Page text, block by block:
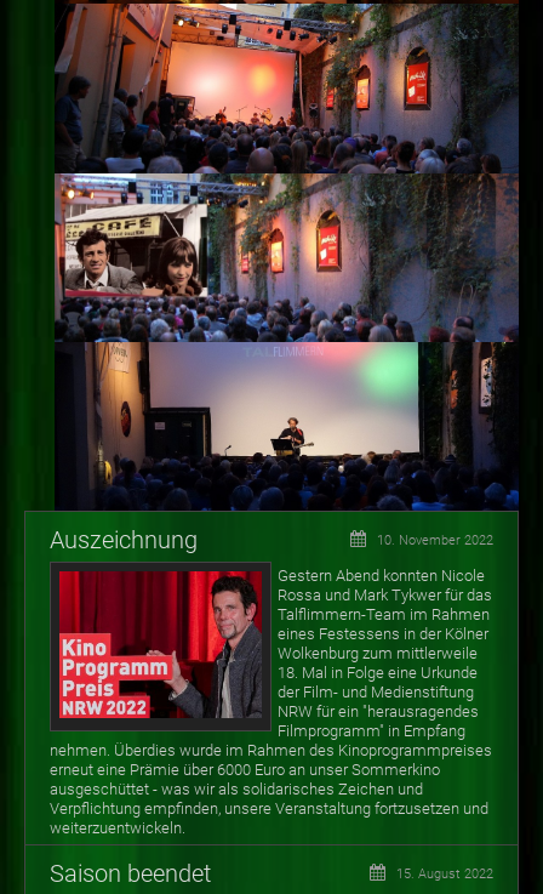
Auszeichnung 10. November 2022
Gestern Abend konnten Nicole
Rossa und Mark Tykwer für das
Talflimmern-Team im Rahmen
eines Festessens in der Kölner
Wolkenburg zum mittlerweile
18. Mal in Folge eine Urkunde
der Film- und Medienstiftung
NRW für ein "herausragendes
Filmprogramm" in Empfang
nehmen. Überdies wurde im Rahmen des Kinoprogrammpreises
erneut eine Prämie über 6000 Euro an unser Sommerkino
ausgeschüttet - was wir als solidarisches Zeichen und
Verpflichtung empfinden, unsere Veranstaltung fortzusetzen und
weiterzuentwickeln.
Saison beendet 15. August 2022